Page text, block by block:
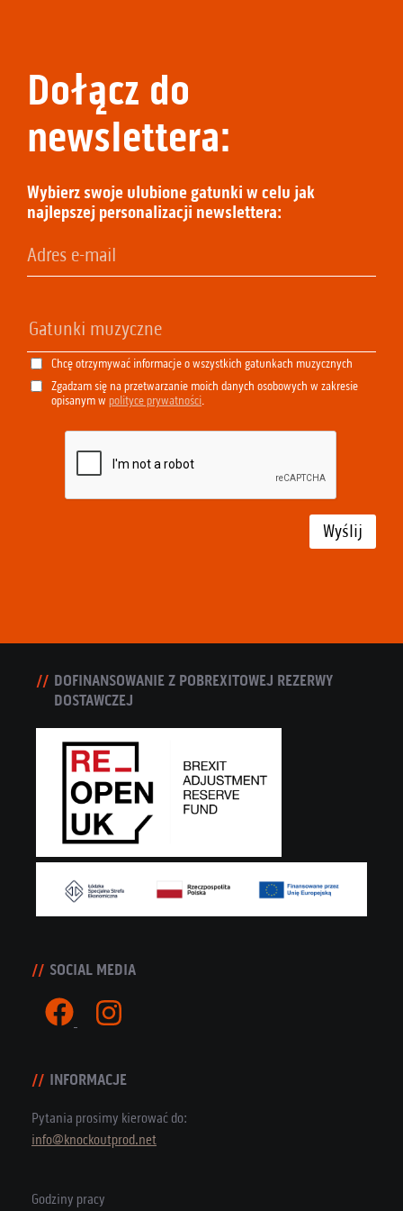
Dołącz do
newslettera:
Wybierz swoje ulubione gatunki w celu jak
najlepszej personalizacji newslettera:
Chcę otrzymywać informacje o wszystkich gatunkach muzycznych
Zgadzam się na przetwarzanie moich danych osobowych w zakresie
opisanym w polityce prywatności.
Wyślij
DOFINANSOWANIE Z POBREXITOWEJ REZERWY
DOSTAWCZEJ
SOCIAL MEDIA
INFORMACJE
Pytania prosimy kierować do:
info@knockoutprod.net
Godziny pracy